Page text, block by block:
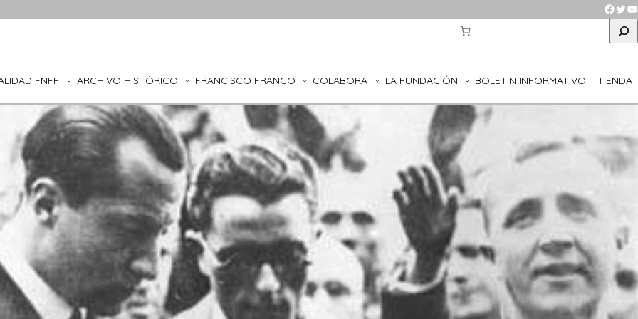
e
r
h
FNFF ARCHIVO HISTÓRICO FRANCISCO FRANCO COLABORA LA FUNDACIÓN BOLETIN INFORMATIVO TIENDA